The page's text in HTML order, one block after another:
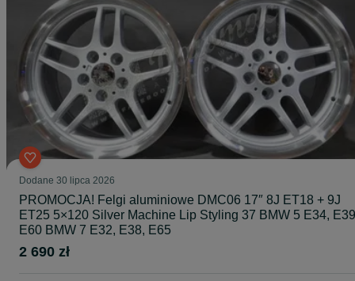
Dodane 30 lipca 2026
PROMOCJA! Felgi aluminiowe DMC06 17″ 8J ET18 + 9J
ET25 5×120 Silver Machine Lip Styling 37 BMW 5 E34,
E60 BMW 7 E32, E38, E65
2 690 zł